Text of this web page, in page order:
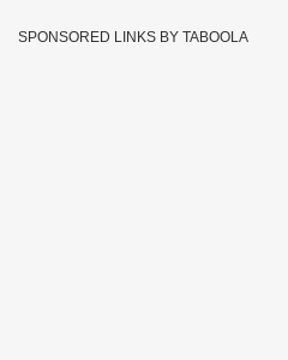
SPONSORED LINKS BY TABOOLA